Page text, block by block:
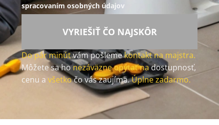
spracovaním osobných údajov
VYRIEŠIŤ ČO NAJSKÔR
Do pár minútvám pošlemekontakt na majstra.
Môžete sa honezáväzne opýtať nadostupnosť,
cenu a všetkočo vás zaujíma.Úplne zadarmo.